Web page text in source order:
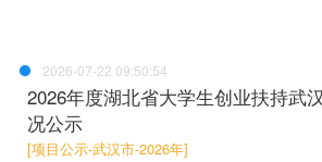
2026-07-22 09:50:54
2026年度湖北省大学生创业扶持武
况公示
[项目公示-武汉市-2026年]